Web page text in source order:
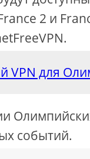
2 и
VPN для
событий.